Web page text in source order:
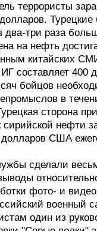
террористы
три раза
на нефть
китайских
ИГ составляет 400
бойцов
в
сторона
сирийской нефти
США
сделали
фото- и
военный
один из